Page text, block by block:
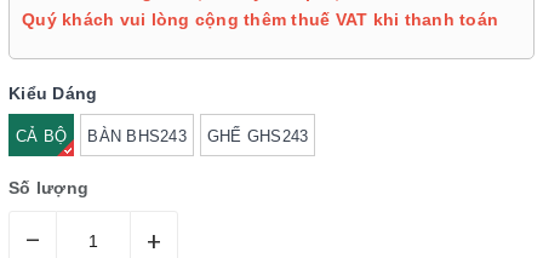
Quý khách vui lòng cộng thêm thuế VAT khi thanh toán
Kiểu Dáng
CẢ BỘ BÀN BHS243 GHẾ GHS243
Số lượng
– +